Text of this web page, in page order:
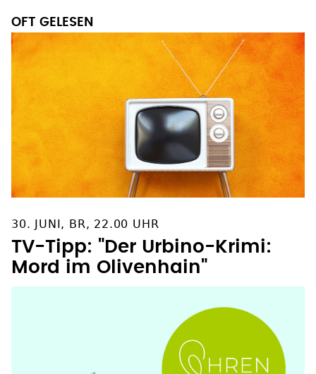
OFT GELESEN
30. JUNI, BR, 22.00 UHR
TV-Tipp: "Der Urbino-Krimi:
Mord im Olivenhain"